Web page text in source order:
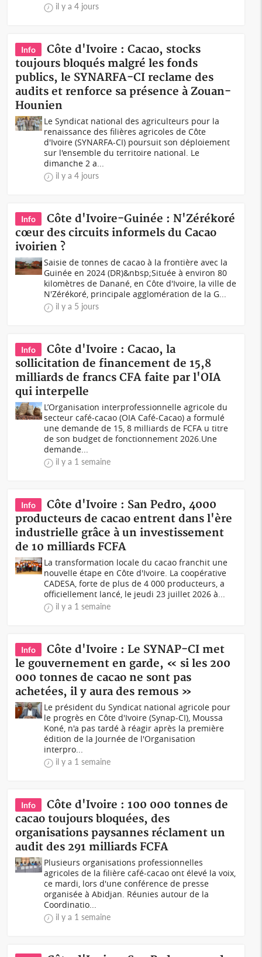
il y a 4 jours
Info
Côte d'Ivoire : Cacao, stocks
toujours bloqués malgré les fonds
publics, le SYNARFA-CI reclame des
audits et renforce sa présence à Zouan-
Hounien
Le Syndicat national des agriculteurs pour la
renaissance des filières agricoles de Côte
d'Ivoire (SYNARFA-CI) poursuit son déploiement
sur l'ensemble du territoire national. Le
dimanche 2 a...
il y a 4 jours
Info
Côte d'Ivoire-Guinée : N'Zérékoré
cœur des circuits informels du Cacao
ivoirien ?
Saisie de tonnes de cacao à la frontière avec la
Guinée en 2024 (DR)&nbsp;Située à environ 80
kilomètres de Danané, en Côte d'Ivoire, la ville de
N'Zérékoré, principale agglomération de la G...
il y a 5 jours
Info
Côte d'Ivoire : Cacao, la
sollicitation de financement de 15,8
milliards de francs CFA faite par l'OIA
qui interpelle
L’Organisation interprofessionnelle agricole du
secteur café-cacao (OIA Café-Cacao) a formulé
une demande de 15, 8 milliards de FCFA u titre
de son budget de fonctionnement 2026.Une
demande...
il y a 1 semaine
Info
Côte d'Ivoire : San Pedro, 4000
producteurs de cacao entrent dans l'ère
industrielle grâce à un investissement
de 10 milliards FCFA
La transformation locale du cacao franchit une
nouvelle étape en Côte d'Ivoire. La coopérative
CADESA, forte de plus de 4 000 producteurs, a
officiellement lancé, le jeudi 23 juillet 2026 à...
il y a 1 semaine
Info
Côte d'Ivoire : Le SYNAP-CI met
le gouvernement en garde, « si les 200
000 tonnes de cacao ne sont pas
achetées, il y aura des remous »
Le président du Syndicat national agricole pour
le progrès en Côte d'Ivoire (Synap-CI), Moussa
Koné, n'a pas tardé à réagir après la première
édition de la Journée de l'Organisation
interpro...
il y a 1 semaine
Info
Côte d'Ivoire : 100 000 tonnes de
cacao toujours bloquées, des
organisations paysannes réclament un
audit des 291 milliards FCFA
Plusieurs organisations professionnelles
agricoles de la filière café-cacao ont élevé la voix,
ce mardi, lors d'une conférence de presse
organisée à Abidjan. Réunies autour de la
Coordinatio...
il y a 1 semaine